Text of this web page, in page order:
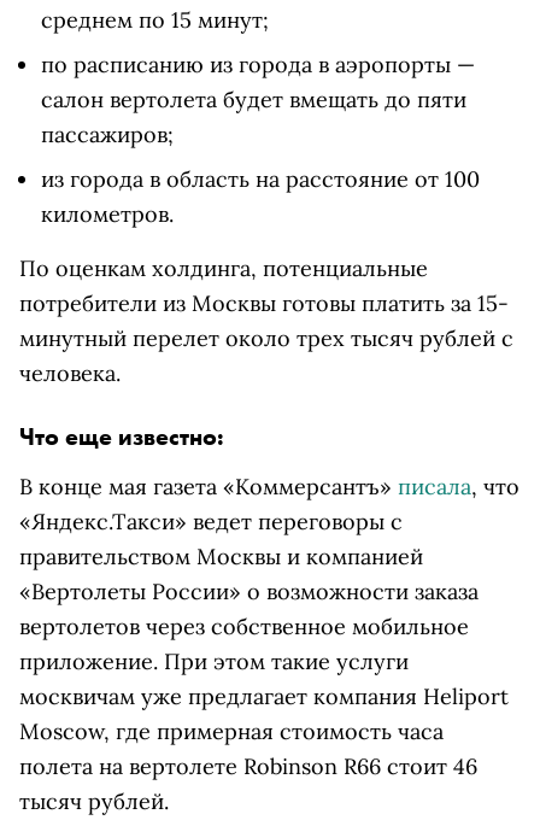
среднем по 15 минут;
по расписанию из города в аэропорты —
салон вертолета будет вмещать до пяти
пассажиров;
из города в область на расстояние от 100
километров.
По оценкам холдинга, потенциальные
потребители из Москвы готовы платить за 15-
минутный перелет около трех тысяч рублей с
человека.
Что еще известно:
В конце мая газета «Коммерсантъ» писала, что
«Яндекс.Такси» ведет переговоры с
правительством Москвы и компанией
«Вертолеты России» о возможности заказа
вертолетов через собственное мобильное
приложение. При этом такие услуги
москвичам уже предлагает компания Heliport
Moscow, где примерная стоимость часа
полета на вертолете Robinson R66 стоит 46
тысяч рублей.